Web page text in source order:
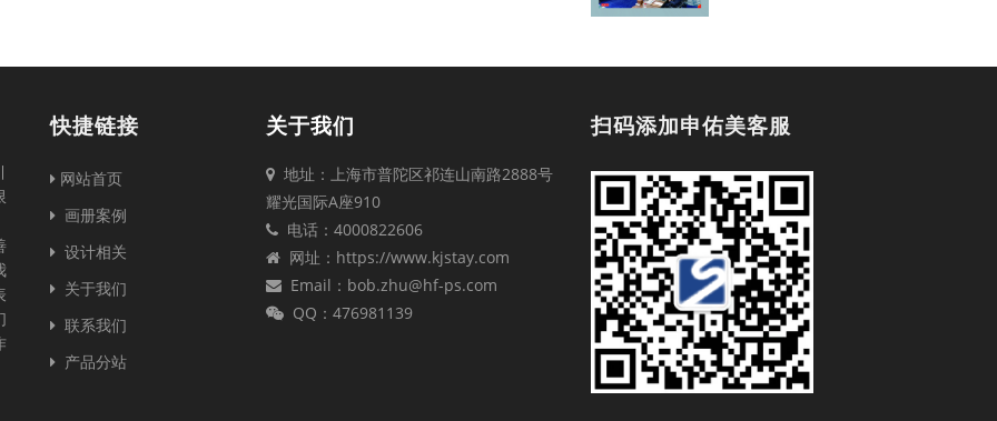
快捷链接
网站首页
画册案例
设计相关
关于我们
联系我们
产品分站
关于我们
地址：上海市普陀区祁连山南路2888号
耀光国际A座910
电话：4000822606
网址：https://www.kjstay.com
Email：bob.zhu@hf-ps.com
QQ：476981139
扫码添加申佑美客服